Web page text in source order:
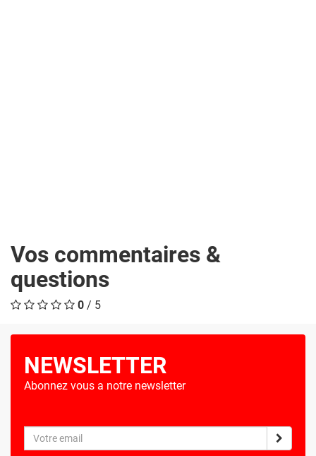
Vos commentaires &
questions
0 / 5
NEWSLETTER
Abonnez vous a notre newsletter